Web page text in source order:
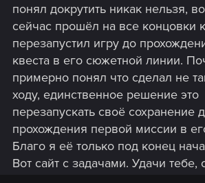
понял докрутить никак нельзя,
сейчас прошёл на все концовки
перезапустил игру до
квеста в его сюжетной линии.
примерно понял что сделал не
ходу, единственное решение это
перезапускать своё сохранение
прохождения первой миссии в
Благо я её только под конец
Вот сайт с задачами. Удачи тебе,